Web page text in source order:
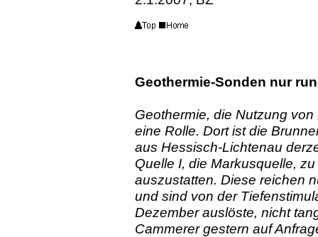
Geothermie-Sonden nur
Geothermie, die Nutzung
eine Rolle. Dort ist die
aus Hessisch-Lichtenau
Quelle I, die Markusquelle,
auszustatten. Diese reichen
und sind von der
Dezember auslöste, nicht
Cammerer gestern auf